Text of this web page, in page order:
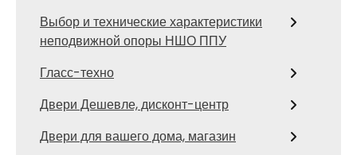
Выбор и технические характеристики
неподвижной опоры НШО ППУ
Гласс-техно
Двери Дешевле, дисконт-центр
Двери для вашего дома, магазин